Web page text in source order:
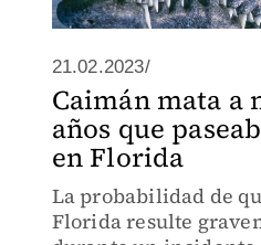
21.02.2023/
Caimán mata a
años que
en Florida
La probabilidad de
Florida resulte